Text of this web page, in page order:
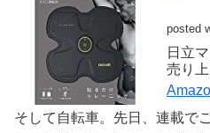
posted
日立
売り
そして自転車。先日、連載で